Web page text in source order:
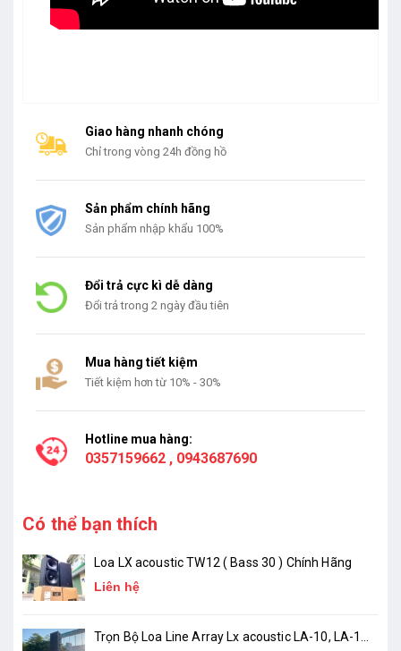
Giao hàng nhanh chóng
Chỉ trong vòng 24h đồng hồ
Sản phẩm chính hãng
Sản phẩm nhập khẩu 100%
Đổi trả cực kì dễ dàng
Đổi trả trong 2 ngày đầu tiên
Mua hàng tiết kiệm
Tiết kiệm hơn từ 10% - 30%
Hotline mua hàng:
0357159662 , 0943687690
Có thể bạn thích
Loa LX acoustic TW12 ( Bass 30 ) Chính Hãng
Liên hệ
Trọn Bộ Loa Line Array Lx acoustic LA-10, LA-18